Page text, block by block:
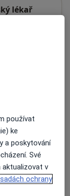
lékař
na pojišťovnu
používat
ke
a poskytování
Své
v
ochrany